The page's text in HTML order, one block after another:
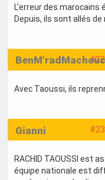
L'erreur des marocains
Depuis, ils sont allés de
#22
Avec Taoussi, ils
#23
Gianni
RACHID TAOUSSI est
équipe nationale est